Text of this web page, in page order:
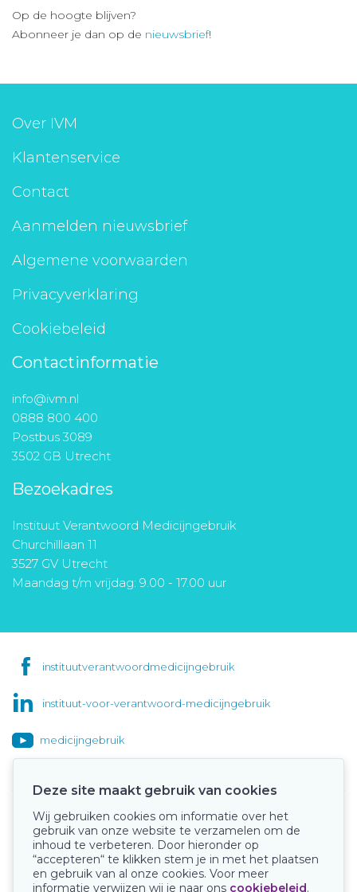
Op de hoogte blijven?
Abonneer je dan op de nieuwsbrief!
Over IVM
Klantenservice
Contact
Aanmelden nieuwsbrief
Algemene voorwaarden
Privacyverklaring
Cookiebeleid
Contactinformatie
info@ivm.nl
0888 800 400
Postbus 3089
3502 GB Utrecht
Bezoekadres
Instituut Verantwoord Medicijngebruik
Churchilllaan 11
3527 GV Utrecht
Maandag t/m vrijdag: 9.00 - 17.00 uur
instituutverantwoordmedicijngebruik
instituut-voor-verantwoord-medicijngebruik
medicijngebruik
Onze keurmerken
Deze site maakt gebruik van cookies
Wij gebruiken cookies om informatie over het
gebruik van onze website te verzamelen om de
inhoud te verbeteren. Door hieronder op
“accepteren“ te klikken stem je in met het plaatsen
en gebruik van al onze cookies. Voor meer
informatie verwijzen wij je naar ons cookiebeleid.